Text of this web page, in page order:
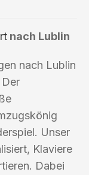
nach Lublin
nach Lublin
Unser
Klaviere
Dabei